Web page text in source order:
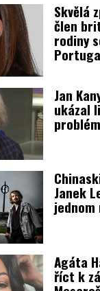
Skvělá
člen
rodiny
Jan
ukázal
problém
Janek
Agáta
říct k